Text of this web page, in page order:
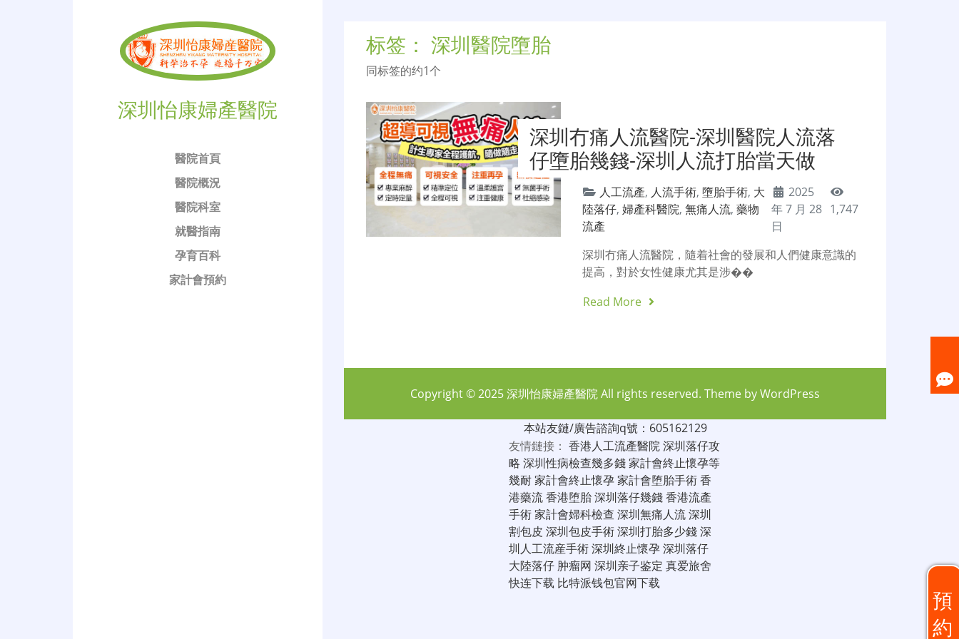
深圳怡康婦產醫院
醫院首頁
醫院概況
醫院科室
就醫指南
孕育百科
家計會預約
标签： 深圳醫院墮胎
同标签的约1个
深圳冇痛人流醫院-深圳醫院人流落
仔墮胎幾錢-深圳人流打胎當天做
人工流產, 人流手術,墮胎手術, 大
陸落仔,婦產科醫院,無痛人流,藥物
流產
2025
年 7 月 28
日
1,747
深圳冇痛人流醫院，隨着社會的發展和人們健康意識的
提高，對於女性健康尤其是涉��
Read More
預
約
Copyright © 2025深圳怡康婦產醫院All rights reserved. Theme byWordPress
本站友鏈/廣告諮詢q號：605162129
友情鏈接： 香港人工流產醫院深圳落仔攻
略 深圳性病檢查幾多錢家計會終止懷孕等
幾耐家計會終止懷孕家計會堕胎手術香
港藥流香港堕胎深圳落仔幾錢香港流產
手術家計會婦科檢查 深圳無痛人流深圳
割包皮 深圳包皮手術深圳打胎多少錢深
圳人工流産手術深圳終止懷孕深圳落仔
大陸落仔 肿瘤网 深圳亲子鉴定 真爱旅舍
快连下载 比特派钱包官网下载